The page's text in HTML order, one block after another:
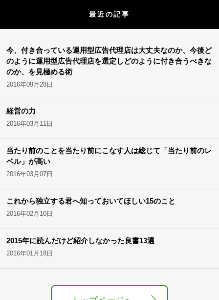
最近の記事
今、付き合っている運用型広告代理店は大丈夫なのか、今後ど
のように運用型広告代理店を選定しどのように付き合うべきな
のか、を見極める術
2016年09月28日
経営の力
2016年03月11日
当たり前のことを当たり前にこなす人は総じて「当たり前のレ
ベル」が高い
2016年03月07日
これから独立する君へ知っておいてほしい15のこと
2016年02月10日
2015年に読んだけど紹介しなかった良書13選
2016年01月18日